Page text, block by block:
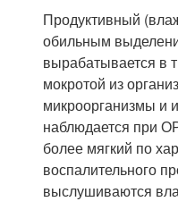
Продуктивный
обильным
вырабатывается в
мокротой из
микроорганизмы и
наблюдается при
более мягкий по
воспалительного
выслушиваются